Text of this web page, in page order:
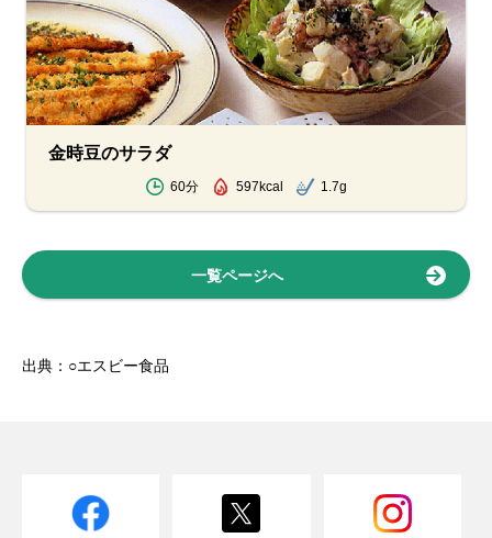
金時豆のサラダ
60分 597kcal 1.7g
一覧ページへ
出典：○エスビー食品